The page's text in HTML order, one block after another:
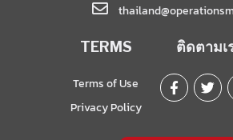
TERMS
Terms of Use
Privacy Policy
ติดตามเ